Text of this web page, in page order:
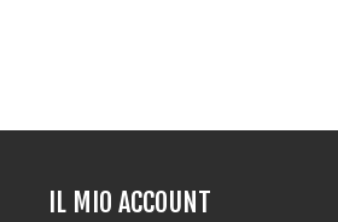
IL MIO ACCOUNT